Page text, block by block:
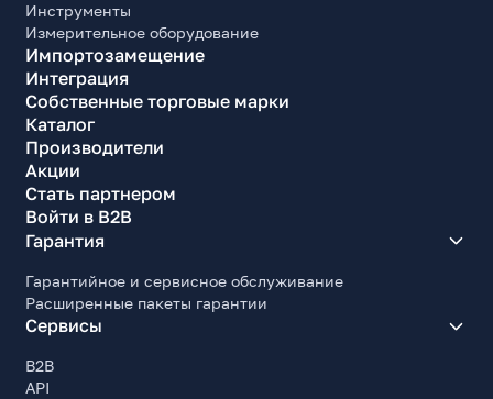
Инструменты
Измерительное оборудование
Импортозамещение
Интеграция
Собственные торговые марки
Каталог
Производители
Акции
Стать партнером
Войти в B2B
Гарантия
Гарантийное и сервисное обслуживание
Расширенные пакеты гарантии
Сервисы
B2B
API